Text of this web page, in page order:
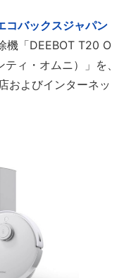
コバックスジャパン
機「DEEBOT T20 O
ィ・オムニ）」を、
およびインターネッ